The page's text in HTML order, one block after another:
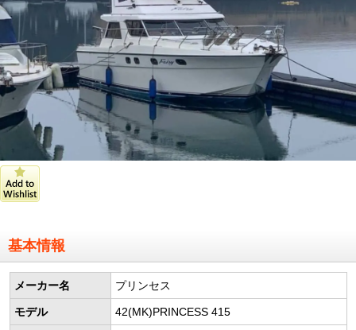
基本情報
メーカー名 プリンセス
モデル 42(MK)PRINCESS 415